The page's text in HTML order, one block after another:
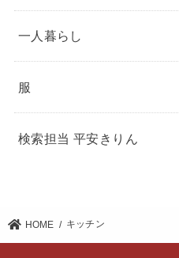
一人暮らし
服
検索担当 平安きりん
HOME キッチン